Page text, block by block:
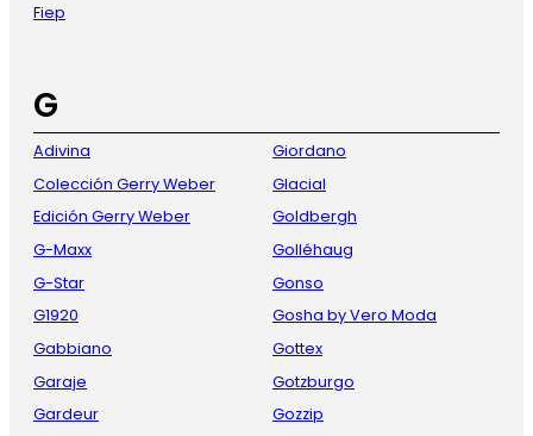
Fiep
G
Adivina
Colección Gerry Weber
Edición Gerry Weber
G-Maxx
G-Star
G1920
Gabbiano
Garaje
Gardeur
Giordano
Glacial
Goldbergh
Golléhaug
Gonso
Gosha by Vero Moda
Gottex
Gotzburgo
Gozzip